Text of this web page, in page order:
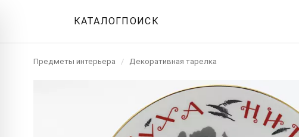
КАТАЛОГПОИСК
Предметы интерьера / Декоративная тарелка